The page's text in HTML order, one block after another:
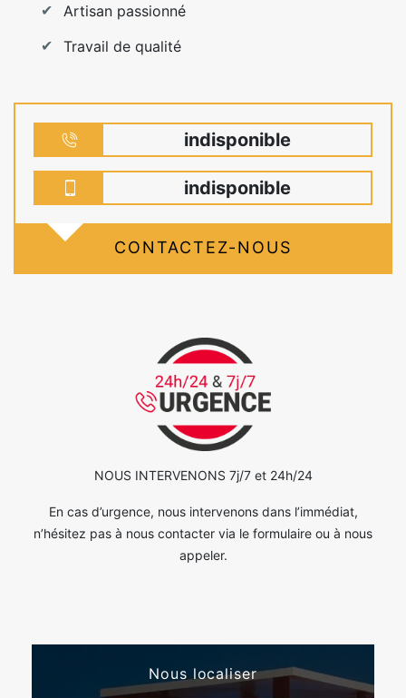
Artisan passionné
Travail de qualité
indisponible
indisponible
CONTACTEZ-NOUS
NOUS INTERVENONS 7j/7 et 24h/24
En cas d’urgence, nous intervenons dans l’immédiat,
n’hésitez pas à nous contacter via le formulaire ou à nous
appeler.
Nous localiser